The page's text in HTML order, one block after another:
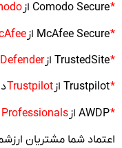
*
*
*
*
Trustpilot
*
اعتماد شما مشتریان